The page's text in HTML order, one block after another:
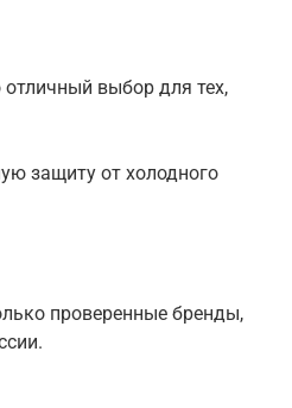
выбор для тех,
защиту от холодного
проверенные бренды,